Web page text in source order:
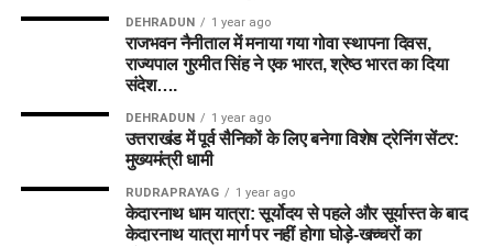
DEHRADUN 1 year ago
राजभवन नैनीताल में मनाया गया गोवा स्थापना दिवस,
राज्यपाल गुरमीत सिंह ने एक भारत, श्रेष्ठ भारत का दिया
संदेश….
DEHRADUN 1 year ago
उत्तराखंड में पूर्व सैनिकों के लिए बनेगा विशेष ट्रेनिंग सेंटर:
मुख्यमंत्री धामी
RUDRAPRAYAG 1 year ago
केदारनाथ धाम यात्रा: सूर्योदय से पहले और सूर्यास्त के बाद
केदारनाथ यात्रा मार्ग पर नहीं होगा घोड़े-खच्चरों का